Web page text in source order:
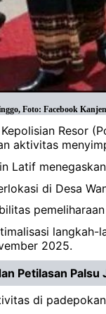
Foto: Facebook
Resor
aktivitas
Latif
di Desa
2025.
Petilasan
di